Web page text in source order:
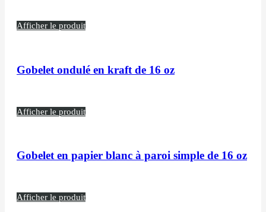
Afficher le produit
Gobelet ondulé en kraft de 16 oz
Afficher le produit
Gobelet en papier blanc à paroi simple de 16 oz
Afficher le produit